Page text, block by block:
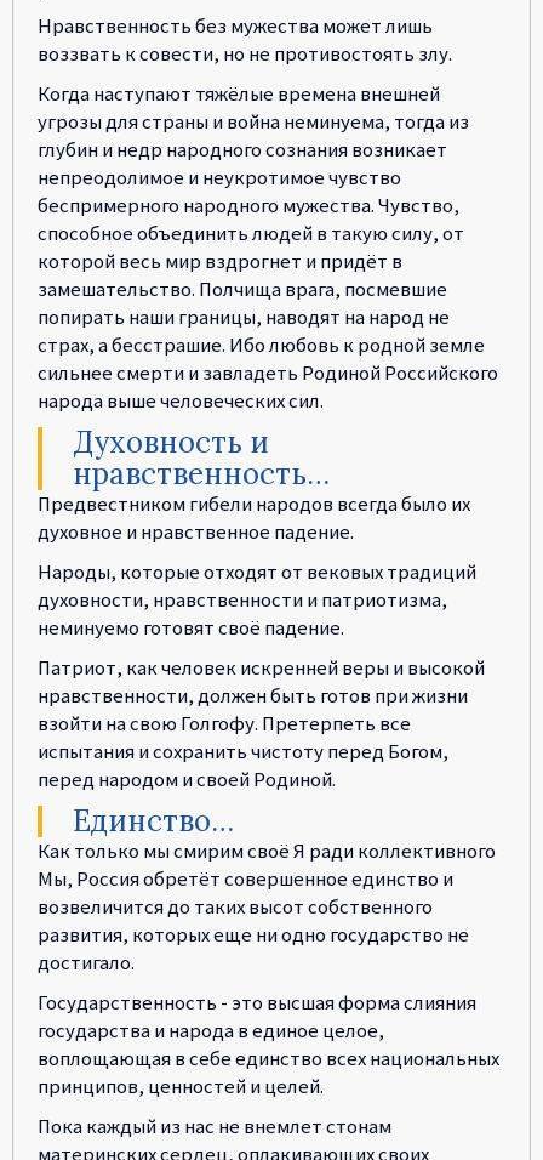
Нравственность без мужества может лишь
воззвать к совести, но не противостоять злу.
Когда наступают тяжёлые времена внешней
угрозы для страны и война неминуема, тогда из
глубин и недр народного сознания возникает
непреодолимое и неукротимое чувство
беспримерного народного мужества. Чувство,
способное объединить людей в такую силу, от
которой весь мир вздрогнет и придёт в
замешательство. Полчища врага, посмевшие
попирать наши границы, наводят на народ не
страх, а бесстрашие. Ибо любовь к родной земле
сильнее смерти и завладеть Родиной Российского
народа выше человеческих сил.
Духовность и
нравственность…
Предвестником гибели народов всегда было их
духовное и нравственное падение.
Народы, которые отходят от вековых традиций
духовности, нравственности и патриотизма,
неминуемо готовят своё падение.
Патриот, как человек искренней веры и высокой
нравственности, должен быть готов при жизни
взойти на свою Голгофу. Претерпеть все
испытания и сохранить чистоту перед Богом,
перед народом и своей Родиной.
Единство…
Как только мы смирим своё Я ради коллективного
Мы, Россия обретёт совершенное единство и
возвеличится до таких высот собственного
развития, которых еще ни одно государство не
достигало.
Государственность - это высшая форма слияния
государства и народа в единое целое,
воплощающая в себе единство всех национальных
принципов, ценностей и целей.
Пока каждый из нас не внемлет стонам
материнских сердец, оплакивающих своих